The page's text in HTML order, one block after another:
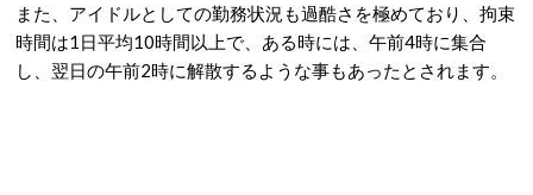
また、アイドルとしての勤務状況も過酷さを極めており、拘束
時間は1日平均10時間以上で、ある時には、午前4時に集合
し、翌日の午前2時に解散するような事もあったとされます。